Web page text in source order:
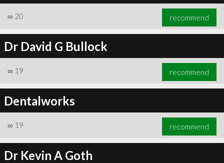
∞ 20 recommend
Dr David G Bullock
∞ 19 recommend
Dentalworks
∞ 19 recommend
Dr Kevin A Goth